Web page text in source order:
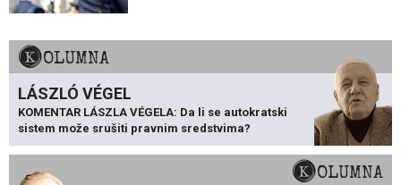
KOLUMNA
LÁSZLÓ VÉGEL
KOMENTAR LÁSZLA VÉGELA: Da li se autokratski
sistem može srušiti pravnim sredstvima?
KOLUMNA